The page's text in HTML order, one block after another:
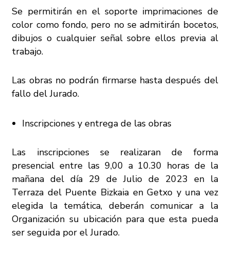
Se permitirán en el soporte imprimaciones de
color como fondo, pero no se admitirán bocetos,
dibujos o cualquier señal sobre ellos previa al
trabajo.
Las obras no podrán firmarse hasta después del
fallo del Jurado.
Inscripciones y entrega de las obras
Las inscripciones se realizaran de forma
presencial entre las 9,00 a 10.30 horas de la
mañana del día 29 de Julio de 2023 en la
Terraza del Puente Bizkaia en Getxo y una vez
elegida la temática, deberán comunicar a la
Organización su ubicación para que esta pueda
ser seguida por el Jurado.